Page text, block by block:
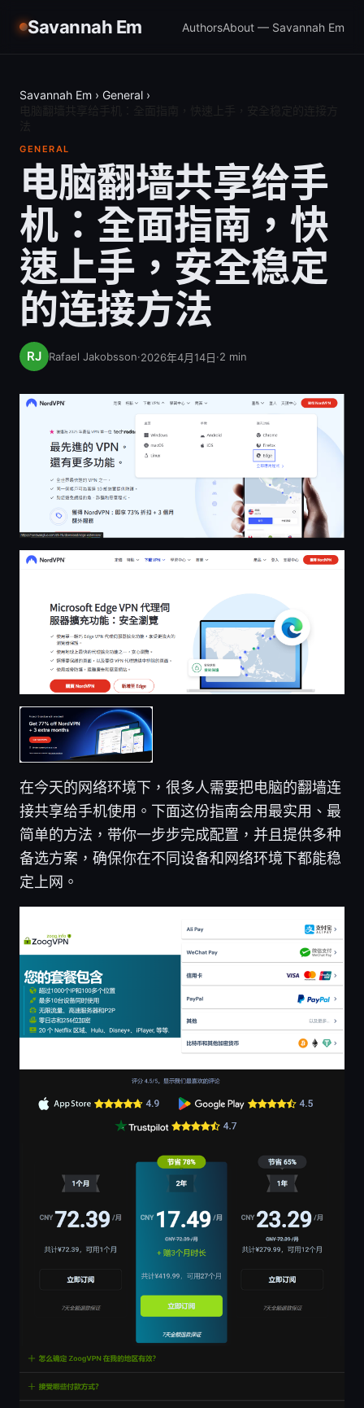
Savannah Em AuthorsAbout — Savannah Em
Savannah Em › General ›
GENERAL
电脑翻墙共享给手
机：全面指南，快
速上手，安全稳定
的连接方法
Rafael Jakobsson·2026年4月14日·2 min
在今天的网络环境下，很多人需要把电脑的翻墙连
接共享给手机使用。下面这份指南会用最实用、最
简单的方法，带你一步步完成配置，并且提供多种
备选方案，确保你在不同设备和网络环境下都能稳
定上网。